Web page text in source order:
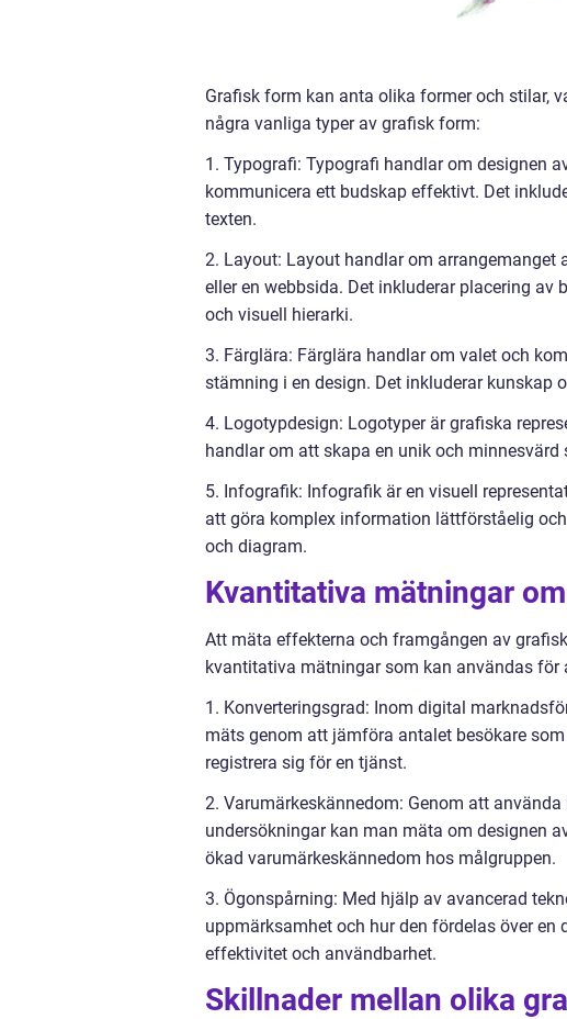
Grafisk form kan anta olika former och stilar,
några vanliga typer av grafisk form:
1. Typografi: Typografi handlar om designen
kommunicera ett budskap effektivt. Det
texten.
2. Layout: Layout handlar om arrangemanget
eller en webbsida. Det inkluderar placering
och visuell hierarki.
3. Färglära: Färglära handlar om valet och
stämning i en design. Det inkluderar kunskap
4. Logotypdesign: Logotyper är grafiska
handlar om att skapa en unik och
5. Infografik: Infografik är en visuell
att göra komplex information lättförståelig
och diagram.
Kvantitativa mätningar
Att mäta effekterna och framgången av
kvantitativa mätningar som kan användas för
1. Konverteringsgrad: Inom digital
mäts genom att jämföra antalet besökare
registrera sig för en tjänst.
2. Varumärkeskännedom: Genom att
undersökningar kan man mäta om designen
ökad varumärkeskännedom hos målgruppen.
3. Ögonspårning: Med hjälp av avancerad
uppmärksamhet och hur den fördelas över
effektivitet och användbarhet.
Skillnader mellan olika